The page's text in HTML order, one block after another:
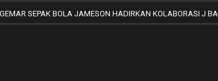
SEPAK BOLA JAMESON HADIRKAN KOLABORASI J